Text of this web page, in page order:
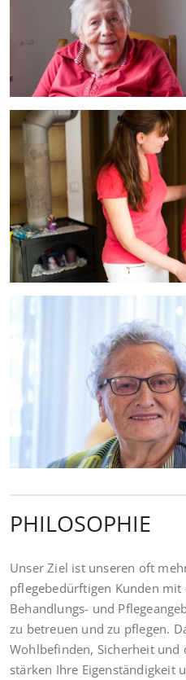
PHILOSOPHIE
Unser Ziel ist unseren oft
pflegebedürftigen Kunden
Behandlungs- und
zu betreuen und zu pflegen.
Wohlbefinden, Sicherheit
stärken Ihre Eigenständigkeit